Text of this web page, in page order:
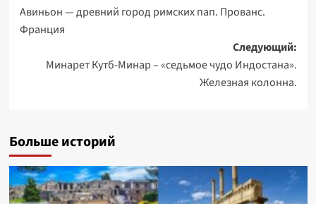
записи
Авиньон — древний город римских пап. Прованс.
Франция
Следующий:
Минарет Кутб-Минар – «седьмое чудо Индостана».
Железная колонна.
Больше историй